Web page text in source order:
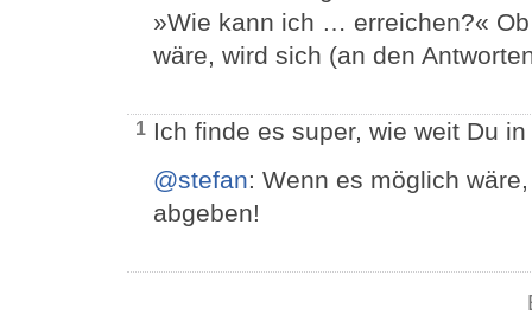
»Wie kann ich … erreichen?«
wäre, wird sich (an den
1 Ich finde es super, wie weit Du
@stefan: Wenn es möglich
abgeben!